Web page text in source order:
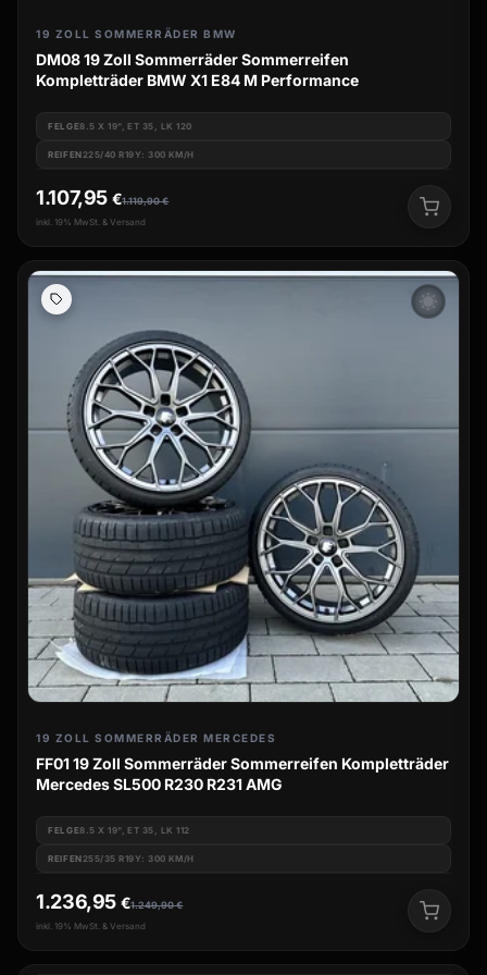
19 ZOLL SOMMERRÄDER BMW
DM08 19 Zoll Sommerräder Sommerreifen
Kompletträder BMW X1 E84 M Performance
FELGE8.5 X 19", ET 35, LK 120
REIFEN225/40 R19Y: 300 KM/H
1.119,90€
1.107,95 €
inkl. 19% MwSt. & Versand
wb_sunny
19 ZOLL SOMMERRÄDER MERCEDES
FF01 19 Zoll Sommerräder Sommerreifen Kompletträder
Mercedes SL500 R230 R231 AMG
FELGE8.5 X 19", ET 35, LK 112
REIFEN255/35 R19Y: 300 KM/H
1.249,90€
1.236,95 €
inkl. 19% MwSt. & Versand